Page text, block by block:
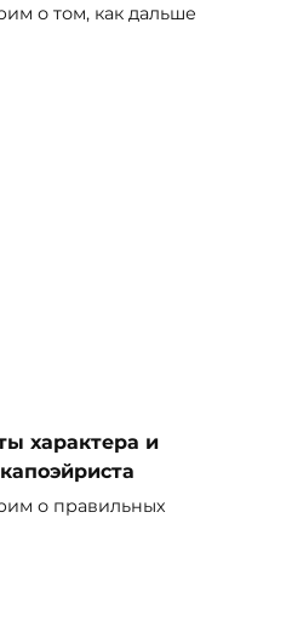
о том, как дальше
характера и
о правильных